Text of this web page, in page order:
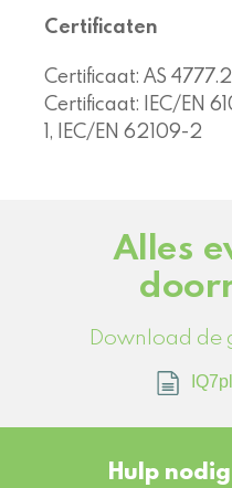
Certificaten
Certificaat: AS
Certificaat: IEC/EN
1, IEC/EN 62109-2
Alles
Download de
Hulp